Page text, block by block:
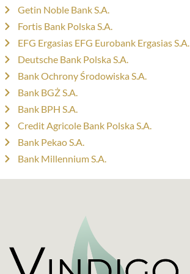
Getin Noble Bank S.A.
Fortis Bank Polska S.A.
EFG Ergasias EFG Eurobank Ergasias S.A.
Deutsche Bank Polska S.A.
Bank Ochrony Środowiska S.A.
Bank BGŻ S.A.
Bank BPH S.A.
Credit Agricole Bank Polska S.A.
Bank Pekao S.A.
Bank Millennium S.A.